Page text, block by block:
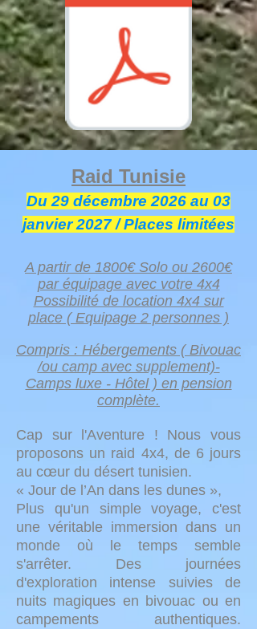
Raid Tunisie
Du 29 décembre 2026 au 03
janvier2027/ Places limitées​
A partir de 1800€ Solo ou 2600€
par équipage avec votre 4x4
Possibilité de location 4x4 sur
place ( Equipage 2 personnes )
Compris : Hébergements ( Bivouac
/ou camp avec supplement)-
Camps luxe - Hôtel ) en pension
complète.
Cap sur l'Aventure ! Nous vous
proposons un raid 4x4, de 6 jours
au cœur du désert tunisien.
« Jour de l’An dans les dunes »,
Plus qu'un simple voyage, c'est
une véritable immersion dans un
monde où le temps semble
s'arrêter. Des journées
d'exploration intense suivies de
nuits magiques en bivouac ou en
campements authentiques.